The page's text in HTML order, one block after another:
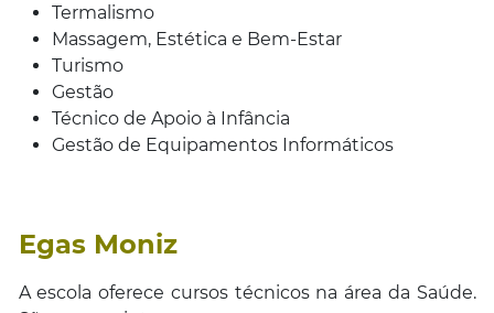
Termalismo
Massagem, Estética e Bem-Estar
Turismo
Gestão
Técnico de Apoio à Infância
Gestão de Equipamentos Informáticos
Egas Moniz
A escola oferece cursos técnicos na área da Saúde.